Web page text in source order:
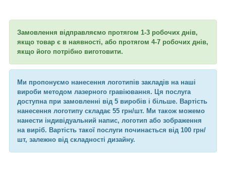
Замовлення відправляємо протягом 1-3 робочих днів,
якщо товар є в наявності, або протягом 4-7 робочих днів,
якщо його потрібно виготовити.
Ми пропонуємо нанесення логотипів закладів на наші
вироби методом лазерного гравіювання. Ця послуга
доступна при замовленні від 5 виробів і більше. Вартість
нанесення логотипу складає 55 грн/шт. Ми також можемо
нанести індивідуальний напис, логотип або зображення
на виріб. Вартість такої послуги починається від 100 грн/
шт, залежно від складності дизайну.